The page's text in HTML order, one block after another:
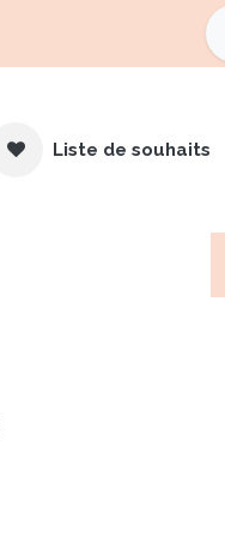
Liste de souhaits